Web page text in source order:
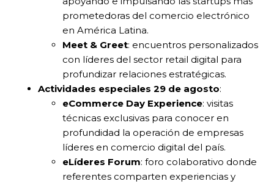
prometedoras del comercio electrónico
en América Latina.
Meet & Greet: encuentros personalizados
con líderes del sector retail digital para
profundizar relaciones estratégicas.
Actividades especiales 29 de agosto:
eCommerce Day Experience: visitas
técnicas exclusivas para conocer en
profundidad la operación de empresas
líderes en comercio digital del país.
eLíderes Forum: foro colaborativo donde
referentes comparten experiencias y